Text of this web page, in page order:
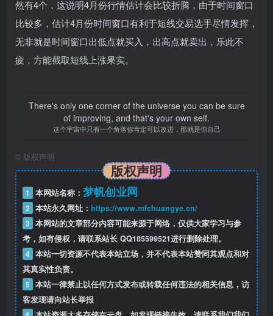
然有4个，这说明4月份行情估计会比较折腾，由于时间窗口
比较多，估计4月份时间窗口有利于短线交易选手尽情发挥，
无非就是时间窗口出低点就买入，出高点就卖出，乐此不
疲，方能截取短线上涨果实。
There's only one corner of the universe you can be sure
of improving, and that's your own self.
这个宇宙中只有一个角落你肯定可以改进，那就是你自己
© 版权声明
版权声明
1 本网站名称： 梦帆创业网
2 本站永久网址： https://www.mfchuangye.cn/
3 本网站的文章部分内容可能来源于网络，仅供大家学习与参
考，如有侵权，请联系站长 QQ185599521进行删除处理。
4 本站一切资源不代表本站立场，并不代表本站赞同其观点和对
其真实性负责。
5 本站一律禁止以任何方式发布或转载任何违法的相关信息，访
客发现请向站长举报